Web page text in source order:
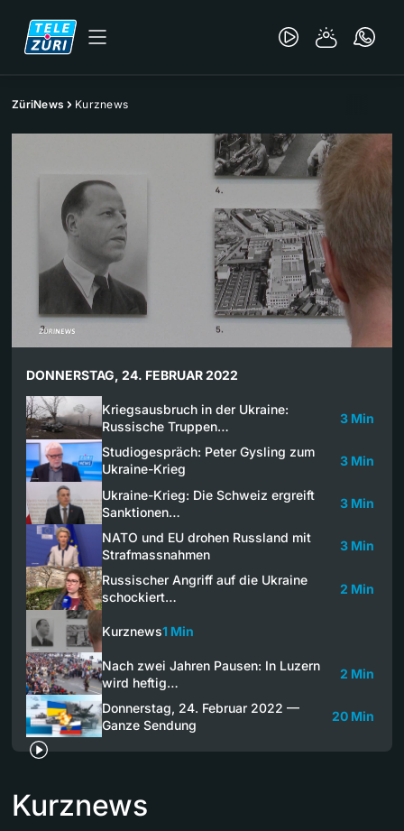
ZüriNews Kurznews
DONNERSTAG, 24. FEBRUAR 2022
Kriegsausbruch in der Ukraine:
Russische Truppen…
3 Min
Studiogespräch: Peter Gysling zum
Ukraine-Krieg
3 Min
Ukraine-Krieg: Die Schweiz ergreift
Sanktionen…
3 Min
NATO und EU drohen Russland mit
Strafmassnahmen
3 Min
Russischer Angriff auf die Ukraine
schockiert…
2 Min
Kurznews1 Min
Nach zwei Jahren Pausen: In Luzern
wird heftig…
2 Min
Donnerstag, 24. Februar 2022 —
Ganze Sendung
20 Min
Kurznews